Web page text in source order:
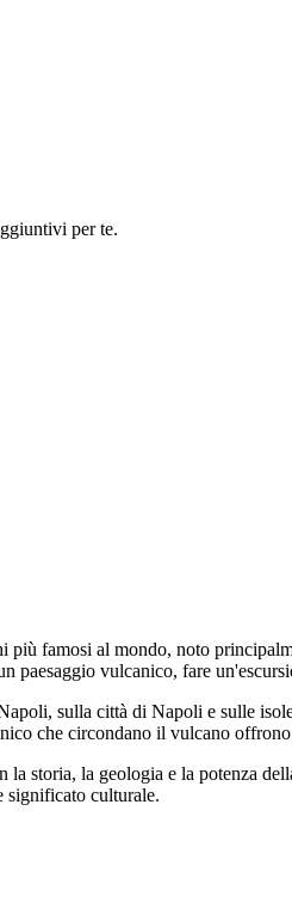
per te.
famosi al mondo, noto
vulcanico, fare
sulla città di Napoli e sulle
che circondano il vulcano
storia, la geologia e la potenza
significato culturale.